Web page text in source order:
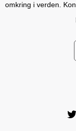
omkring i verden.